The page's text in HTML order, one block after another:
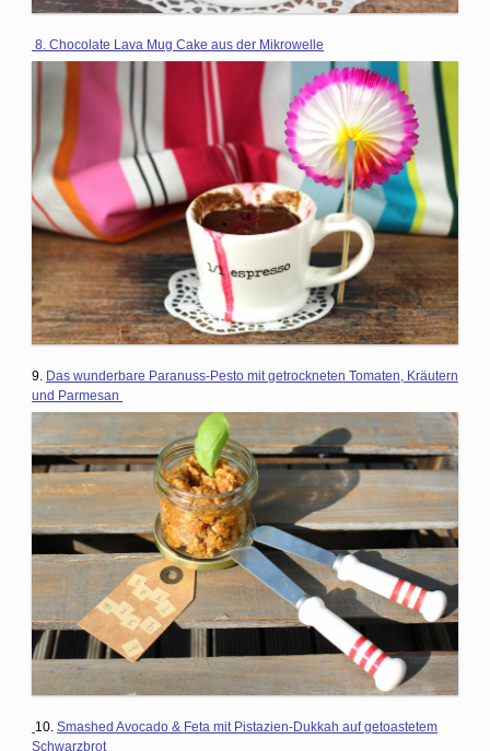
8. Chocolate Lava Mug Cake aus der Mikrowelle
9. Das wunderbare Paranuss-Pesto mit getrockneten Tomaten, Kräutern
und Parmesan
10. Smashed Avocado & Feta mit Pistazien-Dukkah auf getoastetem
Schwarzbrot